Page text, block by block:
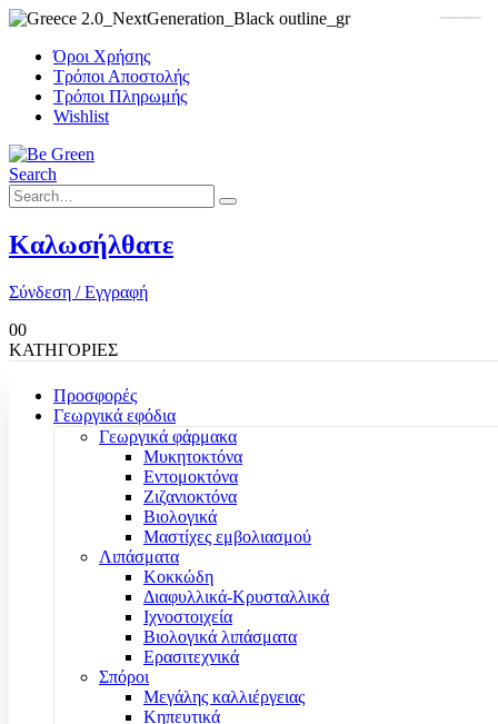
Όροι Χρήσης
Τρόποι Αποστολής
Τρόποι Πληρωμής
Wishlist
Search
Καλωσήλθατε
Σύνδεση / Εγγραφή
00
ΚΑΤΗΓΟΡΙΕΣ
Προσφορές
Γεωργικά εφόδια
Γεωργικά φάρμακα
Μυκητοκτόνα
Εντομοκτόνα
Ζιζανιοκτόνα
Βιολογικά
Μαστίχες εμβολιασμού
Λιπάσματα
Κοκκώδη
Διαφυλλικά-Κρυσταλλικά
Ιχνοστοιχεία
Βιολογικά λιπάσματα
Ερασιτεχνικά
Σπόροι
Μεγάλης καλλιέργειας
Κηπευτικά